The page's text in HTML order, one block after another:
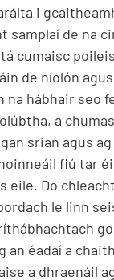
i
samplaí de na
cumaisc
de níolón
na hábhair seo
a
srian agus ag
fiú tar
eile. Do
le linn
an éadaí a
a dhraenáil